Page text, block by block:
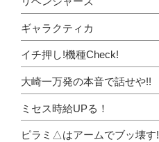
ギャラクティカ
イチ押し!機種Check!
大崎一万発の本音で話せや!!
ミセス時給UPる！
ピラミ△はアームでブッ壊す!